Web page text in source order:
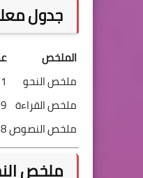
جدول
الملخص
ملخص النحو
ملخص القراءة 9 صفحات
ملخص النصوص18
ملخص